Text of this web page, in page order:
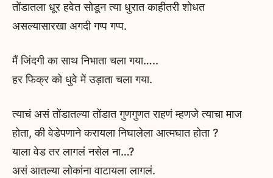
तोंडातला धूर हवेत सोडून त्या धुरात काहीतरी शोधत
असल्यासारखा अगदी गप्प गप्प.
मैं जिंदगी का साथ निभाता चला गया…..
हर फिक्र को धुवे में उड़ाता चला गया.
त्याचं असं तोंडातल्या तोंडात गुणगुणत राहणं म्हणजे त्याचा माज
होता, की वेडेपणाने करायला निघालेला आत्मघात होता ?
याला वेड तर लागलं नसेल ना…?
असं आतल्या लोकांना वाटायला लागलं.